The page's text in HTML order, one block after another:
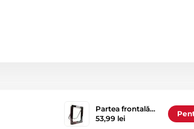
Partea frontală…
53,99 lei